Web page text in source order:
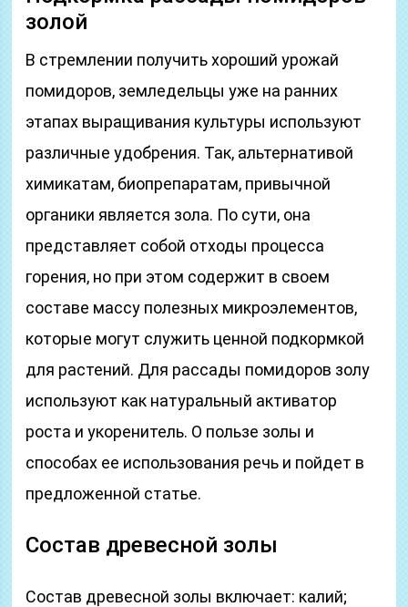
золой
В стремлении получить хороший урожай
помидоров, земледельцы уже на ранних
этапах выращивания культуры используют
различные удобрения. Так, альтернативой
химикатам, биопрепаратам, привычной
органики является зола. По сути, она
представляет собой отходы процесса
горения, но при этом содержит в своем
составе массу полезных микроэлементов,
которые могут служить ценной подкормкой
для растений. Для рассады помидоров золу
используют как натуральный активатор
роста и укоренитель. О пользе золы и
способах ее использования речь и пойдет в
предложенной статье.
Состав древесной золы
Состав древесной золы включает: калий;